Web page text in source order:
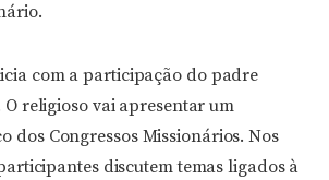
com a participação do padre
O religioso vai apresentar um
dos Congressos Missionários. Nos
discutem temas ligados à